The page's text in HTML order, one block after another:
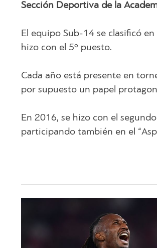
Sección Deportiva de la
El equipo Sub-14 se clasificó
hizo con el 5º puesto.
Cada año está presente en
por supuesto un papel
En 2016, se hizo con el
participando también en el